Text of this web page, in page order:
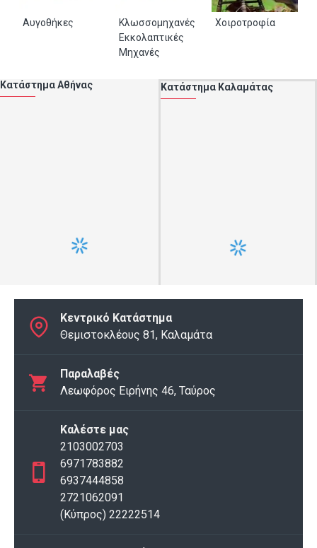
Αυγοθήκες
Κλωσσομηχανές
Εκκολαπτικές
Μηχανές
Χοιροτροφία
Κατάστημα Αθήνας Κατάστημα Καλαμάτας
Κεντρικό Κατάστημα
Θεμιστοκλέους 81, Καλαμάτα
Παραλαβές
Λεωφόρος Ειρήνης 46, Ταύρος
Καλέστε μας
2103002703
6971783882
6937444858
2721062091
(Κύπρος) 22222514